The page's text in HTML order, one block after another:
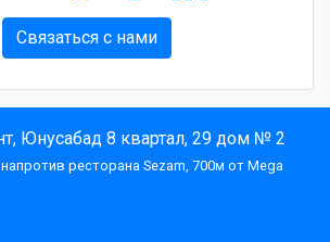
Связаться с нами
Юнусабад 8 квартал, 29 дом № 2
напротив ресторана Sezam, 700м от Mega